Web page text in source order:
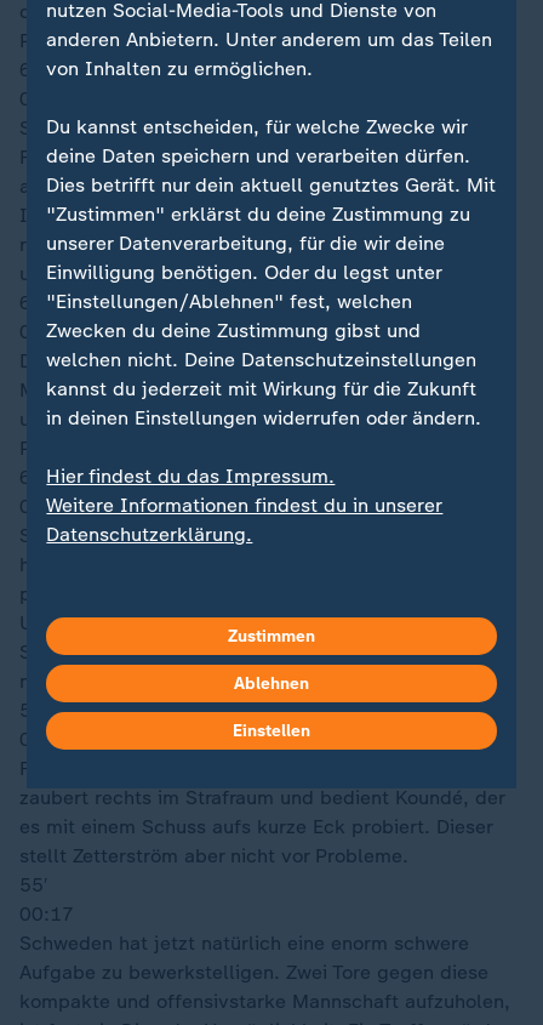
des Münchners gerade noch per Grätsche um den
Pfosten lenken.
64′
00:22
Schweden kommt kaum noch an den Ball, weil die
Franzosen diesen herrlich laufen lassen und natürlich
auch die technischen Fähigkeiten dazu besitzen.
Immer wieder geht es mit Olise und Dembélé über die
rechte Seite, die Gabriel Gudmundsson vor praktisch
unlösbare Aufgaben stellen.
62′
00:20
Dembélé spielt den Ball kurz zu Olise, der aus 20
Metern, halbrechter Position das lange Eck anvisiert
und Jacob Zetterström zu einer weiteren starken
Parade zwingt. Das 3:0 liegt fast schon in der Luft.
60′
00:19
Schweden ist bemüht, die Schlagzahl zu erhöhen und
hat mehr Ballbesitz. Rechts neben dem Strafraum
probiert sich Gyökeres im Zweikampf mit Saliba und
Upamecano. Dabei bekommt er die Hand des Bayern-
Stars ins Gesicht. Einen Freistoß hätte er erhalten
müssen, wenngleich keine Absicht vorlag.
58′
00:18
Frankreich will den Deckel drauf machen. Olise
zaubert rechts im Strafraum und bedient Koundé, der
es mit einem Schuss aufs kurze Eck probiert. Dieser
stellt Zetterström aber nicht vor Probleme.
55′
00:17
Schweden hat jetzt natürlich eine enorm schwere
Aufgabe zu bewerkstelligen. Zwei Tore gegen diese
kompakte und offensivstarke Mannschaft aufzuholen,
nutzen Social-Media-Tools und Dienste von
anderen Anbietern. Unter anderem um das Teilen
von Inhalten zu ermöglichen.
Du kannst entscheiden, für welche Zwecke wir
deine Daten speichern und verarbeiten dürfen.
Dies betrifft nur dein aktuell genutztes Gerät. Mit
"Zustimmen" erklärst du deine Zustimmung zu
unserer Datenverarbeitung, für die wir deine
Einwilligung benötigen. Oder du legst unter
"Einstellungen/Ablehnen" fest, welchen
Zwecken du deine Zustimmung gibst und
welchen nicht. Deine Datenschutzeinstellungen
kannst du jederzeit mit Wirkung für die Zukunft
in deinen Einstellungen widerrufen oder ändern.
Hier findest du das Impressum.
Weitere Informationen findest du in unserer
Datenschutzerklärung.
Zustimmen
Ablehnen
Einstellen